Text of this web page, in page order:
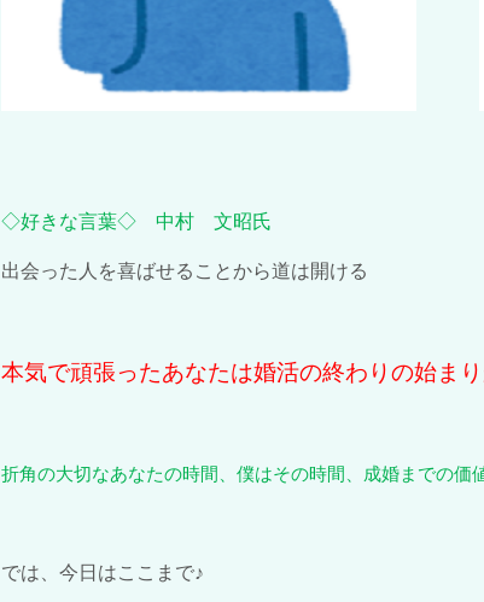
◇好き な言葉◇ 中村 文昭氏
出会った人を喜ばせることから道は開ける
本気で頑張ったあなたは婚活の終わりの始ま
折角の大切なあなたの時間、僕はその時間、成婚までの価
では、今日はここまで♪